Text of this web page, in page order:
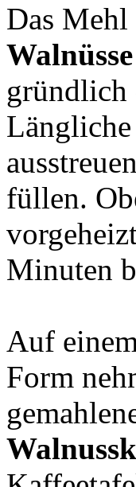
Das Mehl
Walnüsse
gründlich
füllen.
Minuten
Auf
Form